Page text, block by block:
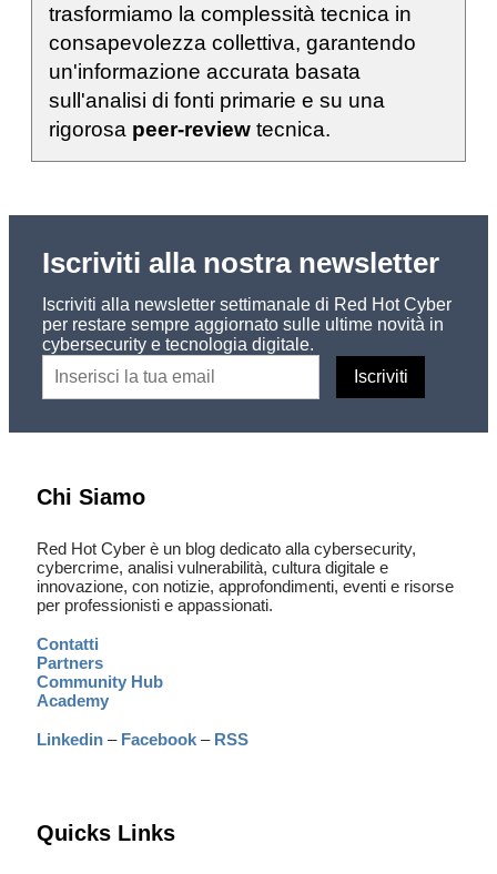
trasformiamo la complessità tecnica in
consapevolezza collettiva, garantendo
un'informazione accurata basata
sull'analisi di fonti primarie e su una
rigorosa peer-review tecnica.
Iscriviti alla nostra newsletter
Iscriviti alla newsletter settimanale di Red Hot Cyber
per restare sempre aggiornato sulle ultime novità in
cybersecurity e tecnologia digitale.
Chi Siamo
Red Hot Cyber è un blog dedicato alla cybersecurity,
cybercrime, analisi vulnerabilità, cultura digitale e
innovazione, con notizie, approfondimenti, eventi e risorse
per professionisti e appassionati.
Contatti
Partners
Community Hub
Academy
Linkedin – Facebook – RSS
Quicks Links